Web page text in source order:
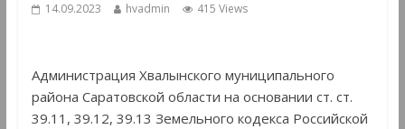
14.09.2023 hvadmin 415 Views
Администрация Хвалынского муниципального
района Саратовской области на основании ст. ст.
39.11, 39.12, 39.13 Земельного кодекса Российской